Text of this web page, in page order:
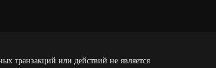
транзакций или действий не является